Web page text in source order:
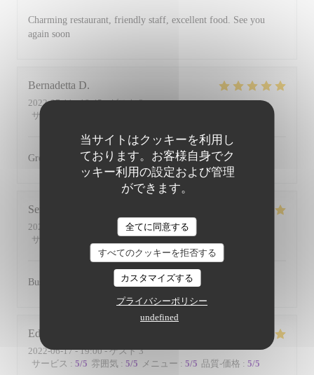
当サイトはクッキーを利用し
ております。お客様自身でク
ッキー利用の設定および管理
ができます。
全てに同意する
すべてのクッキーを拒否する
カスタマイズする
プライバシーポリシー
undefined
Charming restaurant, friendly staff, excellent food. See you
again soon
Bernadetta D
2022-07-11- 18:45 - ゲスト 2
サービス
Great food and friendly staff. Highly recommended.
Serena
2022-07-01
- 20:00 - ゲスト 2
サービス
: 5/5 メニュー: 5/5
Busy, friendly atmosphere with amazing food
Edward
2022-06-17- 19:00 - ゲスト 3
サービス : 5/5 雰囲気 : 5/5 メニュー : 5/5 品質-価格 : 5/5